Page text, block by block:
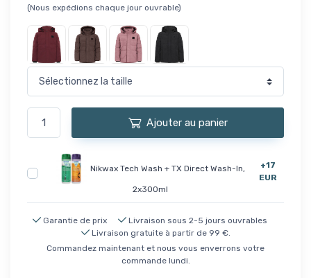
(Nous expédions chaque jour ouvrable)
Ajouter au panier
Nikwax Tech Wash + TX Direct Wash-In,
2x300ml
+17
EUR
Garantie de prix
Livraison sous 2-5 jours ouvrables
Livraison gratuite à partir de 99 €.
Commandez maintenant et nous vous enverrons votre
commande lundi.